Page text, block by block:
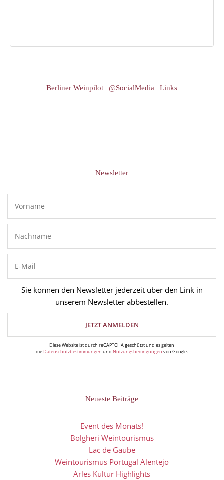
Berliner Weinpilot | @SocialMedia | Links
Newsletter
Sie können den Newsletter jederzeit über den Link in
unserem Newsletter abbestellen.
Diese Website ist durch reCAPTCHA geschützt und es gelten
die Datenschutzbestimmungen und Nutzungsbedingungen von Google.
Neueste Beiträge
Event des Monats!
Bolgheri Weintourismus
Lac de Gaube
Weintourismus Portugal Alentejo
Arles Kultur Highlights